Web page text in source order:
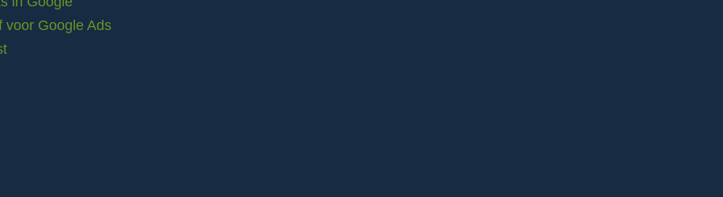
voor Google Ads